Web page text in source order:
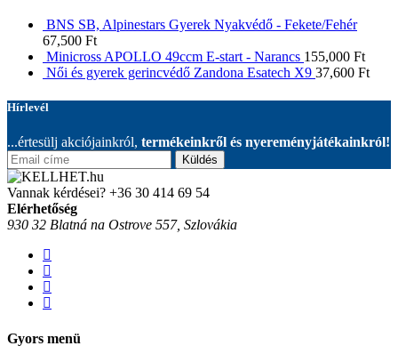
BNS SB, Alpinestars Gyerek Nyakvédő - Fekete/Fehér
67,500 Ft
Minicross APOLLO 49ccm E-start - Narancs 155,000 Ft
Női és gyerek gerincvédő Zandona Esatech X9 37,600 Ft
Hírlevél
...értesülj akciójainkról, termékeinkről és nyereményjátékainkról!
Küldés
Vannak kérdései? +36 30 414 69 54
Elérhetőség
930 32 Blatná na Ostrove 557, Szlovákia
Gyors menü